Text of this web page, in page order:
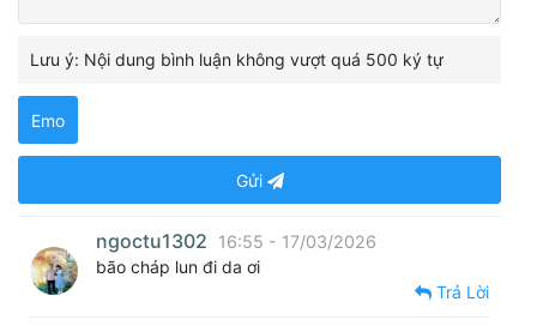
Lưu ý: Nội dung bình luận không vượt quá 500 ký tự
Emo
Gửi
ngoctu1302
16:55 - 17/03/2026
bão cháp lun đi da ơi
Trả Lời